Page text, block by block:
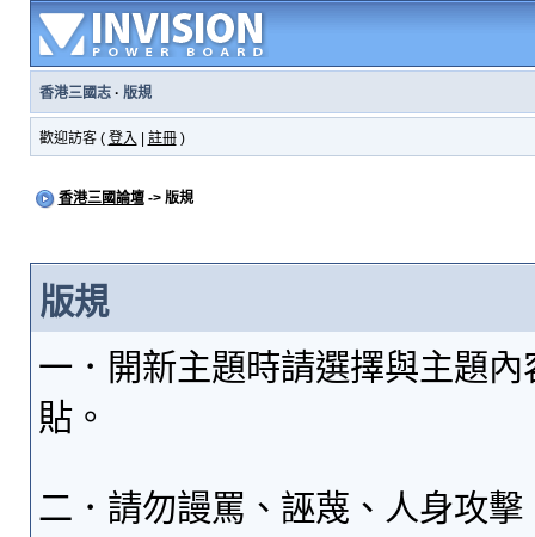
香港三國志· 版規
歡迎訪客 ( 登入 註冊)
香港三國論壇-> 版規
版規
一．開新主題時請選擇與主題
貼。
二．請勿謾罵、誣蔑、人身攻